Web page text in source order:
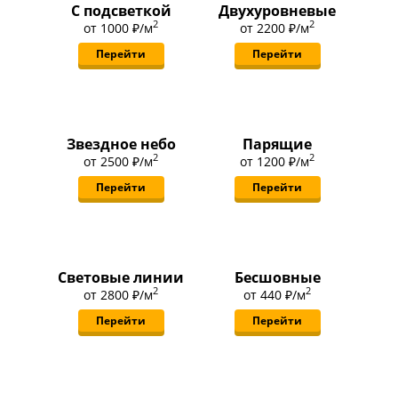
С подсветкой
от 1000 ₽/м2
Перейти
Двухуровневые
от 2200 ₽/м2
Перейти
Звездное небо
от 2500 ₽/м2
Перейти
Парящие
от 1200 ₽/м2
Перейти
Световые линии
от 2800 ₽/м2
Перейти
Бесшовные
от 440 ₽/м2
Перейти